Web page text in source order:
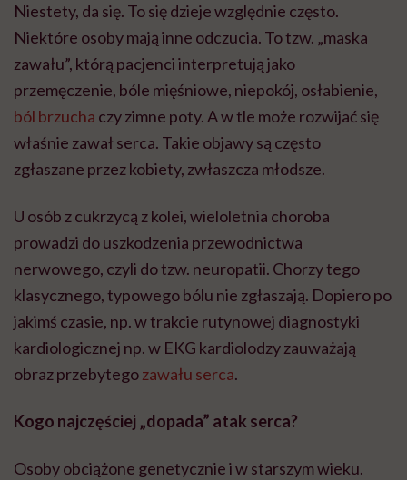
Niestety, da się. To się dzieje względnie często.
Niektóre osoby mają inne odczucia. To tzw. „maska
zawału”, którą pacjenci interpretują jako
przemęczenie, bóle mięśniowe, niepokój, osłabienie,
ból brzucha czy zimne poty. A w tle może rozwijać się
właśnie zawał serca. Takie objawy są często
zgłaszane przez kobiety, zwłaszcza młodsze.
U osób z cukrzycą z kolei, wieloletnia choroba
prowadzi do uszkodzenia przewodnictwa
nerwowego, czyli do tzw. neuropatii. Chorzy tego
klasycznego, typowego bólu nie zgłaszają. Dopiero po
jakimś czasie, np. w trakcie rutynowej diagnostyki
kardiologicznej np. w EKG kardiolodzy zauważają
obraz przebytegozawału serca.
Kogo najczęściej „dopada” atak serca?
Osoby obciążone genetycznie i w starszym wieku.